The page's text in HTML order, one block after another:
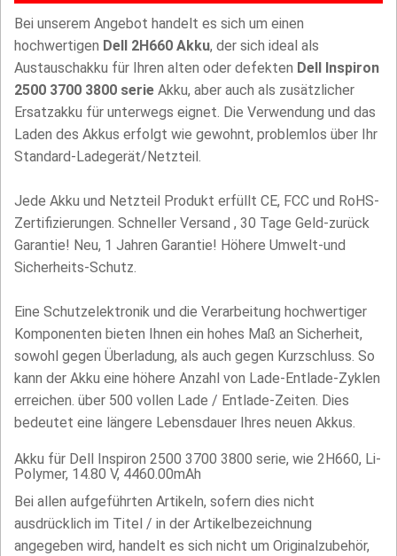
Bei unserem Angebot handelt es sich um einen
hochwertigen Dell 2H660 Akku, der sich ideal als
Austauschakku für Ihren alten oder defekten Dell Inspiron
2500 3700 3800 serie Akku, aber auch als zusätzlicher
Ersatzakku für unterwegs eignet. Die Verwendung und das
Laden des Akkus erfolgt wie gewohnt, problemlos über Ihr
Standard-Ladegerät/Netzteil.
Jede Akku und Netzteil Produkt erfüllt CE, FCC und RoHS-
Zertifizierungen. Schneller Versand , 30 Tage Geld-zurück
Garantie! Neu, 1 Jahren Garantie! Höhere Umwelt-und
Sicherheits-Schutz.
Eine Schutzelektronik und die Verarbeitung hochwertiger
Komponenten bieten Ihnen ein hohes Maß an Sicherheit,
sowohl gegen Überladung, als auch gegen Kurzschluss. So
kann der Akku eine höhere Anzahl von Lade-Entlade-Zyklen
erreichen. über 500 vollen Lade / Entlade-Zeiten. Dies
bedeutet eine längere Lebensdauer Ihres neuen Akkus.
Akku für Dell Inspiron 2500 3700 3800 serie, wie 2H660, Li-
Polymer, 14.80 V, 4460.00mAh
Bei allen aufgeführten Artikeln, sofern dies nicht
ausdrücklich im Titel / in der Artikelbezeichnung
angegeben wird, handelt es sich nicht um Originalzubehör,